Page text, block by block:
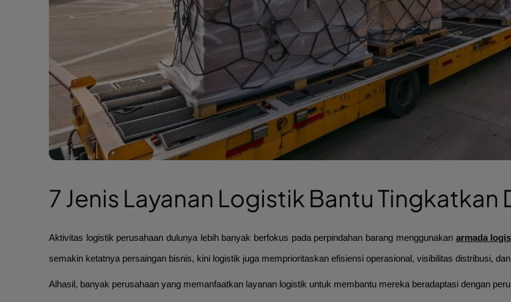
7 Jenis Layanan Logistik Bantu Tingkatkan
Aktivitas logistik perusahaan dulunya lebih banyak berfokus pada perpindahan barang menggunakan armada
semakin ketatnya persaingan bisnis, kini logistik juga memprioritaskan efisiensi operasional, visibilitas distribusi,
Alhasil, banyak perusahaan yang memanfaatkan layanan logistik untuk membantu mereka beradaptasi dengan